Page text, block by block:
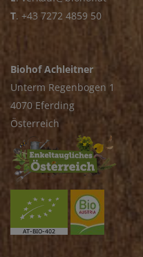
T. +43 7272 4859 50
Biohof Achleitner
Unterm Regenbogen 1
4070 Eferding
Österreich